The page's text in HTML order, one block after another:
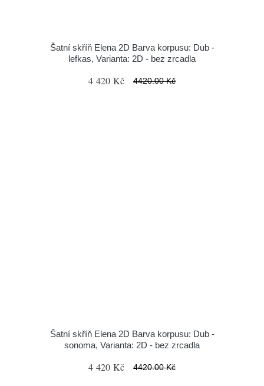
Šatní skříň Elena 2D Barva korpusu: Dub -
lefkas, Varianta: 2D - bez zrcadla
4 420 Kč 4420.00 Kč
Šatní skříň Elena 2D Barva korpusu: Dub -
sonoma, Varianta: 2D - bez zrcadla
4 420 Kč 4420.00 Kč